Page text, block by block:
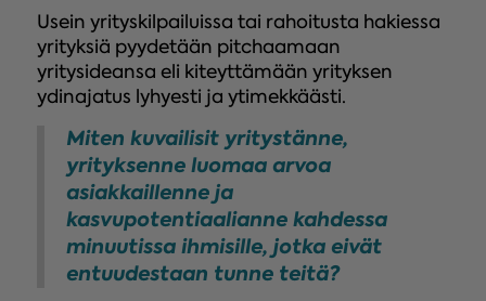
Usein yrityskilpailuissa tai rahoitusta hakiessa
yrityksiä pyydetään pitchaamaan
yritysideansa eli kiteyttämään yrityksen
ydinajatus lyhyesti ja ytimekkäästi.
Miten kuvailisit yritystänne,
yrityksenne luomaa arvoa
asiakkaillenne ja
kasvupotentiaalianne kahdessa
minuutissa ihmisille, jotka eivät
entuudestaan tunne teitä?